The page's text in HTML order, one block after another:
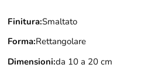
Finitura:Smaltato
Forma:Rettangolare
Dimensioni:da 10 a 20 cm